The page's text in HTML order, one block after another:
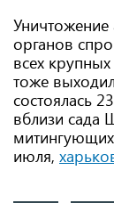
органов
всех
тоже
состоялась
вблизи сада
июля,